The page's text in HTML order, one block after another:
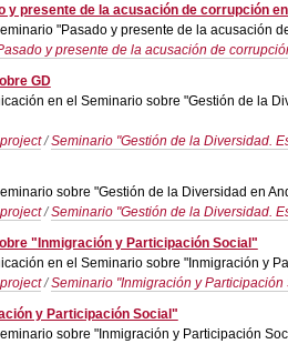
y presente de la acusación de corrupción
"Pasado y presente de la acusación
y presente de la acusación de
GD
en el Seminario sobre "Gestión de la
/Seminario "Gestión de la Diversidad.
sobre "Gestión de la Diversidad en
/Seminario "Gestión de la Diversidad.
"Inmigración y Participación Social"
en el Seminario sobre "Inmigración y
/Seminario "Inmigración y
y Participación Social"
sobre "Inmigración y Participación